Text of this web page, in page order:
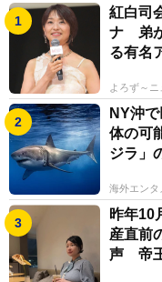
紅白司
ナ 弟
る有名
よろず～
NY沖
体の可
ジラ」
海外エンタ
昨年
産直前
声 帝